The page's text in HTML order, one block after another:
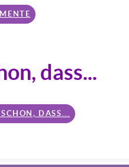
dass...
DASS...